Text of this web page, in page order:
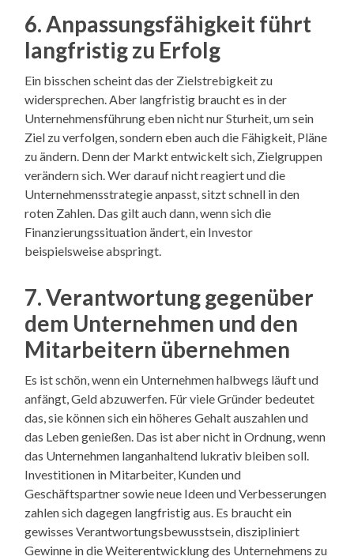
6. Anpassungsfähigkeit führt
langfristig zu Erfolg
Ein bisschen scheint das der Zielstrebigkeit zu
widersprechen. Aber langfristig braucht es in der
Unternehmensführung eben nicht nur Sturheit, um sein
Ziel zu verfolgen, sondern eben auch die Fähigkeit, Pläne
zu ändern. Denn der Markt entwickelt sich, Zielgruppen
verändern sich. Wer darauf nicht reagiert und die
Unternehmensstrategie anpasst, sitzt schnell in den
roten Zahlen. Das gilt auch dann, wenn sich die
Finanzierungssituation ändert, ein Investor
beispielsweise abspringt.
7. Verantwortung gegenüber
dem Unternehmen und den
Mitarbeitern übernehmen
Es ist schön, wenn ein Unternehmen halbwegs läuft und
anfängt, Geld abzuwerfen. Für viele Gründer bedeutet
das, sie können sich ein höheres Gehalt auszahlen und
das Leben genießen. Das ist aber nicht in Ordnung, wenn
das Unternehmen langanhaltend lukrativ bleiben soll.
Investitionen in Mitarbeiter, Kunden und
Geschäftspartner sowie neue Ideen und Verbesserungen
zahlen sich dagegen langfristig aus. Es braucht ein
gewisses Verantwortungsbewusstsein, diszipliniert
Gewinne in die Weiterentwicklung des Unternehmens zu